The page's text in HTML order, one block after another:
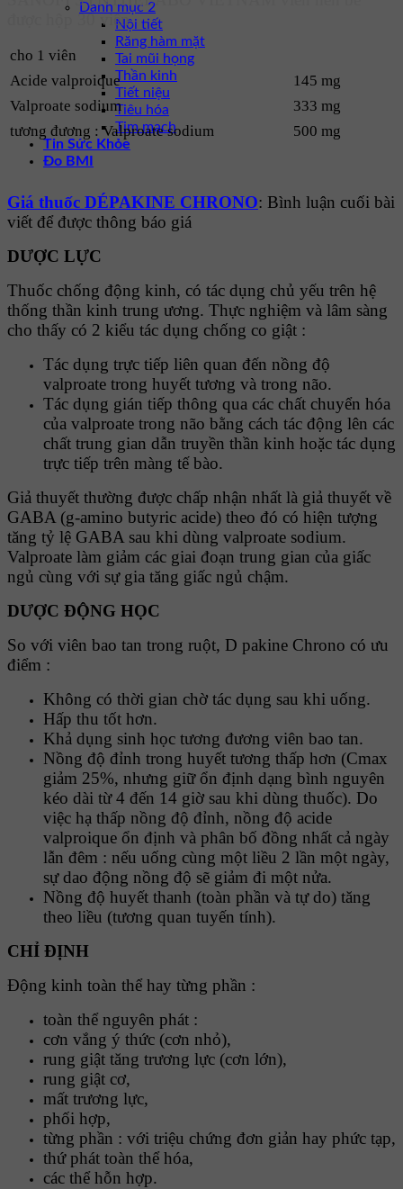
Danh mục 2
Nội tiết
Răng hàm mặt
Tai mũi họng
Thần kinh
Tiết niệu
Tiêu hóa
Tim mạch
Tin Sức Khỏe
Đo BMI
được hộp 30 viên.
cho 1 viên
Acide valproique
145 mg
Valproate sodium
333 mg
tương đương : Valproate sodium
500 mg
Giá thuốc DÉPAKINE CHRONO: Bình luận cuối bài
viết để được thông báo giá
DƯỢC LỰC
Thuốc chống động kinh, có tác dụng chủ yếu trên hệ
thống thần kinh trung ương. Thực nghiệm và lâm sàng
cho thấy có 2 kiểu tác dụng chống co giật :
Tác dụng trực tiếp liên quan đến nồng độ
valproate trong huyết tương và trong não.
Tác dụng gián tiếp thông qua các chất chuyển hóa
của valproate trong não bằng cách tác động lên các
chất trung gian dẫn truyền thần kinh hoặc tác dụng
trực tiếp trên màng tế bào.
Giả thuyết thường được chấp nhận nhất là giả thuyết về
GABA (g-amino butyric acide) theo đó có hiện tượng
tăng tỷ lệ GABA sau khi dùng valproate sodium.
Valproate làm giảm các giai đoạn trung gian của giấc
ngủ cùng với sự gia tăng giấc ngủ chậm.
DƯỢC ĐỘNG HỌC
So với viên bao tan trong ruột, D pakine Chrono có ưu
điểm :
Không có thời gian chờ tác dụng sau khi uống.
Hấp thu tốt hơn.
Khả dụng sinh học tương đương viên bao tan.
Nồng độ đỉnh trong huyết tương thấp hơn (Cmax
giảm 25%, nhưng giữ ổn định dạng bình nguyên
kéo dài từ 4 đến 14 giờ sau khi dùng thuốc). Do
việc hạ thấp nồng độ đỉnh, nồng độ acide
valproique ổn định và phân bố đồng nhất cả ngày
lẫn đêm : nếu uống cùng một liều 2 lần một ngày,
sự dao động nồng độ sẽ giảm đi một nửa.
Nồng độ huyết thanh (toàn phần và tự do) tăng
theo liều (tương quan tuyến tính).
CHỈ ĐỊNH
Động kinh toàn thể hay từng phần :
toàn thể nguyên phát :
cơn vắng ý thức (cơn nhỏ),
rung giật tăng trương lực (cơn lớn),
rung giật cơ,
mất trương lực,
phối hợp,
từng phần : với triệu chứng đơn giản hay phức tạp,
thứ phát toàn thể hóa,
các thể hỗn hợp.